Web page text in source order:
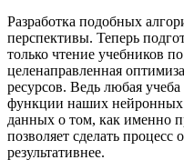
Разработка подобных
перспективы. Теперь
только чтение учебников
целенаправленная
ресурсов. Ведь любая
функции наших нейронных
данных о том, как именно
позволяет сделать процесс
результативнее.